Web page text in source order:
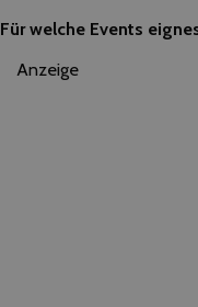
Für welche Events
Anzeige